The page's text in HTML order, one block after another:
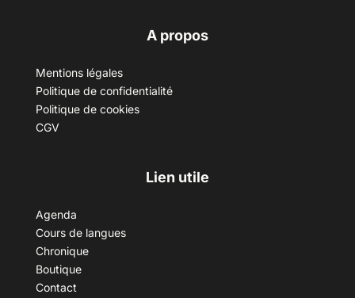
A propos
Mentions légales
Politique de confidentialité
Politique de cookies
CGV
Lien utile
Agenda
Cours de langues
Chronique
Boutique
Contact